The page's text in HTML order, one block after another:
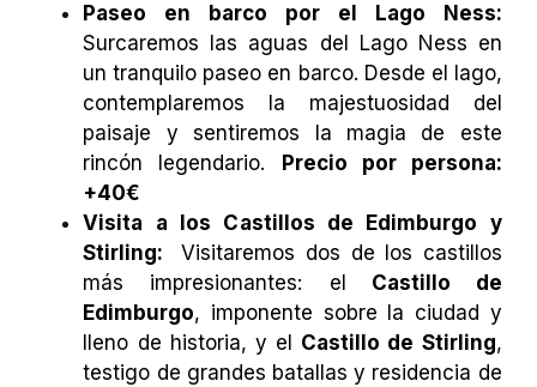
Paseo en barco por el Lago Ness:
Surcaremos las aguas del Lago Ness en
un tranquilo paseo en barco. Desde el lago,
contemplaremos la majestuosidad del
paisaje y sentiremos la magia de este
rincón legendario.
Precio por persona:
+40€
Visita a los Castillos de Edimburgo y
Stirling:Visitaremos dos de los castillos
más impresionantes: el
Castillo de
Edimburgo, imponente sobre la ciudad y
lleno de historia, y el Castillo de Stirling,
testigo de grandes batallas y residencia de